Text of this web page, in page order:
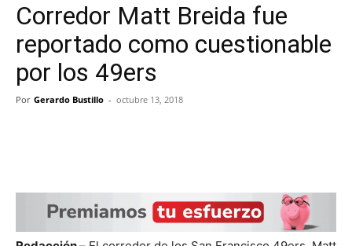
Corredor Matt Breida fue
reportado como cuestionable
por los 49ers
Por Gerardo Bustillo - octubre 13, 2018